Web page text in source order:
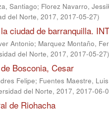
Santiago; Florez Navarro,
del Norte, 2017, 2017-05-27)
ciudad de barranquilla.
Antonio; Marquez Montaño,
del Norte, 2017, 2017-05-27)
Bosconia, Cesar
Felipe; Fuentes Maestre,
del Norte, 2017, 2017-06-
de Riohacha